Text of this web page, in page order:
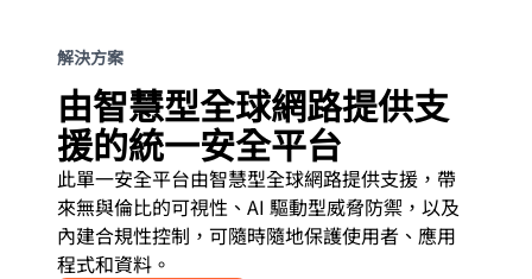
解決方案
由智慧型全球網路提供支
援的統一安全平台
此單一安全平台由智慧型全球網路提供支援，帶
來無與倫比的可視性、AI 驅動型威脅防禦，以及
內建合規性控制，可隨時隨地保護使用者、應用
程式和資料。